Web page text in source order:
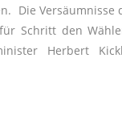
Die Versäumnisse
Schritt den
Herbert